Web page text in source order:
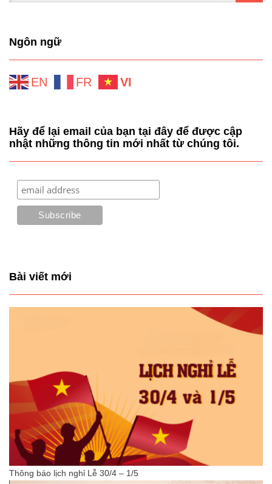
Ngôn ngữ
EN FR VI
Hãy để lại email của bạn tại đây để được cập
nhật những thông tin mới nhất từ chúng tôi.
Bài viết mới
Thông báo lịch nghỉ Lễ 30/4 – 1/5